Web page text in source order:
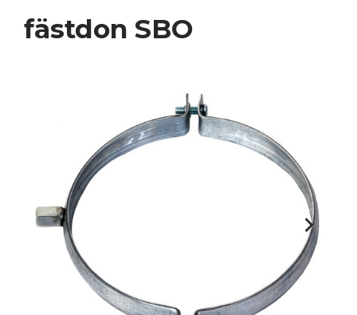
fästdon SBO